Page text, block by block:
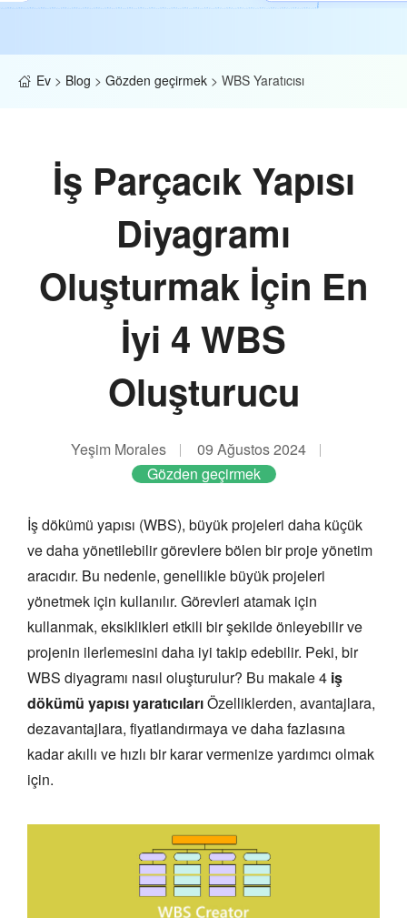
Ev > Blog > Gözden geçirmek > WBS Yaratıcısı
İş Parçacık Yapısı
Diyagramı
Oluşturmak İçin En
İyi 4 WBS
Oluşturucu
Yeşim Morales
09 Ağustos 2024
Gözden geçirmek
İş dökümü yapısı (WBS), büyük projeleri daha küçük
ve daha yönetilebilir görevlere bölen bir proje yönetim
aracıdır. Bu nedenle, genellikle büyük projeleri
yönetmek için kullanılır. Görevleri atamak için
kullanmak, eksiklikleri etkili bir şekilde önleyebilir ve
projenin ilerlemesini daha iyi takip edebilir. Peki, bir
WBS diyagramı nasıl oluşturulur? Bu makale 4 iş
dökümü yapısı yaratıcılarıÖzelliklerden, avantajlara,
dezavantajlara, fiyatlandırmaya ve daha fazlasına
kadar akıllı ve hızlı bir karar vermenize yardımcı olmak
için.